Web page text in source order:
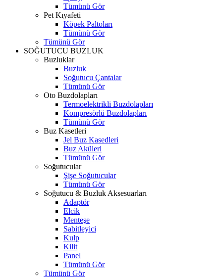
Tümünü Gör
Pet Kıyafeti
Köpek Paltoları
Tümünü Gör
Tümünü Gör
SOĞUTUCU BUZLUK
Buzluklar
Buzluk
Soğutucu Çantalar
Tümünü Gör
Oto Buzdolapları
Termoelektrikli Buzdolapları
Kompresörlü Buzdolapları
Tümünü Gör
Buz Kasetleri
Jel Buz Kasedleri
Buz Aküleri
Tümünü Gör
Soğutucular
Şişe Soğutucular
Tümünü Gör
Soğutucu & Buzluk Aksesuarları
Adaptör
Elcik
Menteşe
Sabitleyici
Kulp
Kilit
Panel
Tümünü Gör
Tümünü Gör